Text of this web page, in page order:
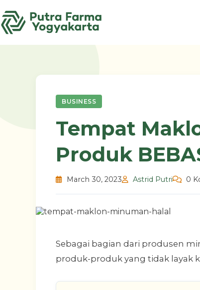
to
content
BUSINESS
Tempat
Produk
March 30, 2023 Astrid Putri 0
Sebagai bagian dari produsen
produk-produk yang tidak layak